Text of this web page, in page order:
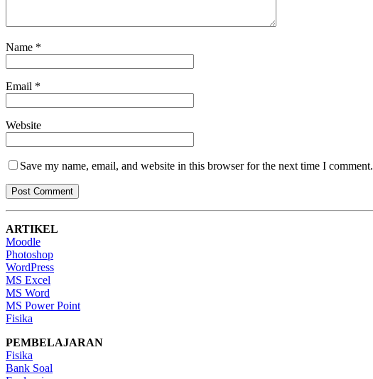
Name *
Email *
Website
Save my name, email, and website in this browser for the next time I comment.
ARTIKEL
Moodle
Photoshop
WordPress
MS Excel
MS Word
MS Power Point
Fisika
PEMBELAJARAN
Fisika
Bank Soal